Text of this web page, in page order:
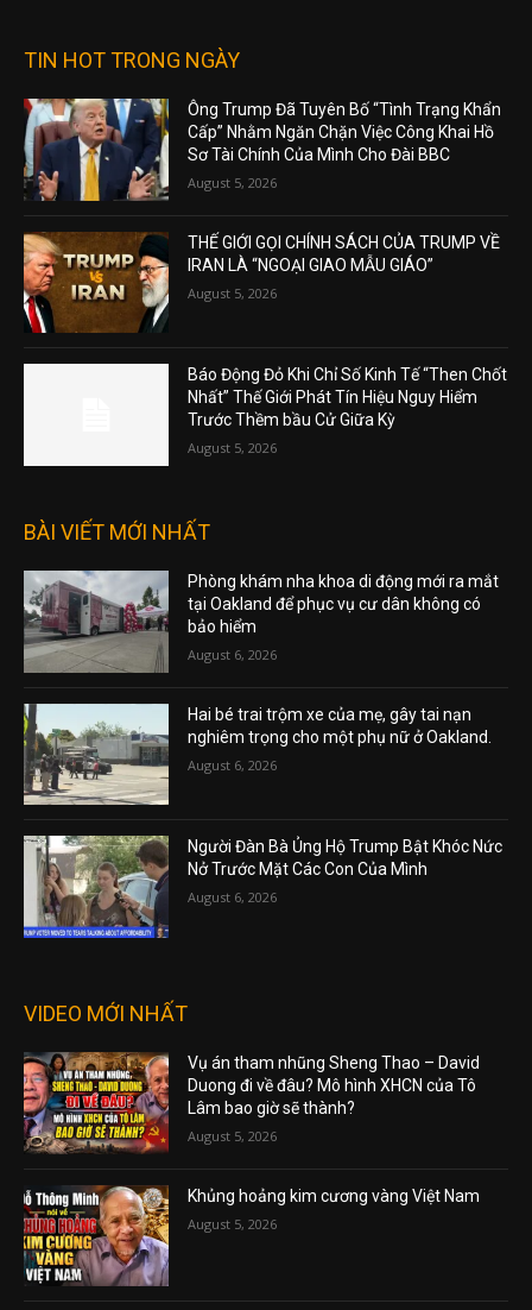
TIN HOT TRONG NGÀY
Ông Trump Đã Tuyên Bố “Tình Trạng Khẩn
Cấp” Nhằm Ngăn Chặn Việc Công Khai Hồ
Sơ Tài Chính Của Mình Cho Đài BBC
August 5, 2026
THẾ GIỚI GỌI CHÍNH SÁCH CỦA TRUMP VỀ
IRAN LÀ “NGOẠI GIAO MẪU GIÁO”
August 5, 2026
Báo Động Đỏ Khi Chỉ Số Kinh Tế “Then Chốt
Nhất” Thế Giới Phát Tín Hiệu Nguy Hiểm
Trước Thềm bầu Cử Giữa Kỳ
August 5, 2026
BÀI VIẾT MỚI NHẤT
Phòng khám nha khoa di động mới ra mắt
tại Oakland để phục vụ cư dân không có
bảo hiểm
August 6, 2026
Hai bé trai trộm xe của mẹ, gây tai nạn
nghiêm trọng cho một phụ nữ ở Oakland.
August 6, 2026
Người Đàn Bà Ủng Hộ Trump Bật Khóc Nức
Nở Trước Mặt Các Con Của Mình
August 6, 2026
VIDEO MỚI NHẤT
Vụ án tham nhũng Sheng Thao – David
Duong đi về đâu? Mô hình XHCN của Tô
Lâm bao giờ sẽ thành?
August 5, 2026
Khủng hoảng kim cương vàng Việt Nam
August 5, 2026